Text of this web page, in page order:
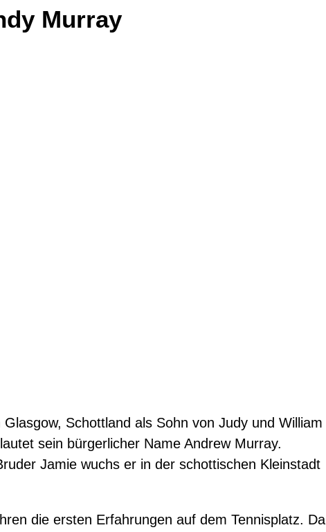
Murray
Schottland als Sohn von Judy und William
sein bürgerlicher Name Andrew Murray.
Jamie wuchs er in der schottischen Kleinstadt
die ersten Erfahrungen auf dem Tennisplatz. Da